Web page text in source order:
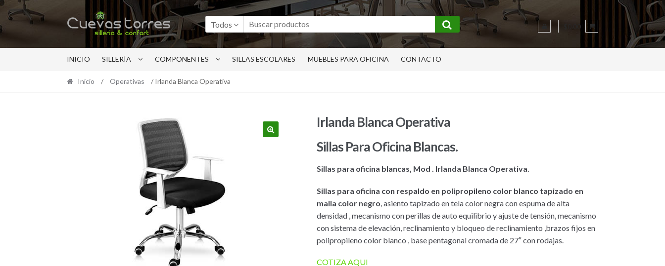
a
la
al
contenido
Todos $0.00
INICIO SILLERÍA COMPONENTES SILLAS ESCOLARES MUEBLES PARA OFICINA CONTACTO
Inicio / Operativas / Irlanda Blanca Operativa
Irlanda Blanca Operativa
Sillas Para Oficina Blancas.
Sillas para oficina blancas, Mod . Irlanda Blanca Operativa.
Sillas para oficina con respaldo en polipropileno color blanco tapizado en
malla color negro , asiento tapizado en tela color negra con espuma de alta
densidad , mecanismo con perillas de auto equilibrio y ajuste de tensión, mecanismo
con sistema de elevación, reclinamiento y bloqueo de reclinamiento ,brazos fijos en
polipropileno color blanco , base pentagonal cromada de 27″ con rodajas.
COTIZA AQUI